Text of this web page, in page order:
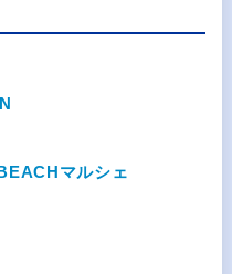
マルシェ